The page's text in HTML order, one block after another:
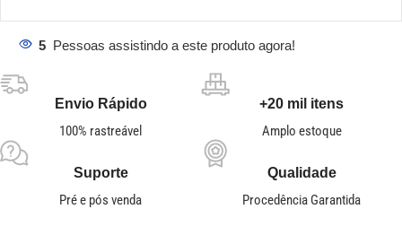
5 Pessoas assistindo a este produto agora!
Envio Rápido
100% rastreável
+20 mil itens
Amplo estoque
Suporte
Pré e pós venda
Qualidade
Procedência Garantida